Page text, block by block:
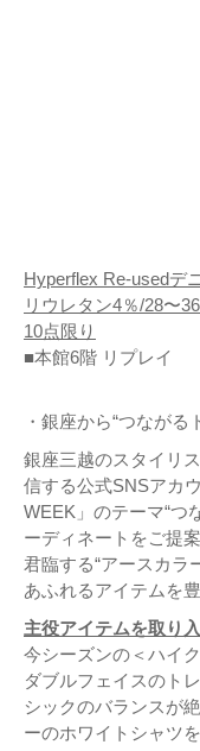
Hyperflex Re-usedデ
リウレタン4％/28〜
10点限り
■本館6階 リプレイ
・銀座から“つながる
銀座三越のスタイリ
信する公式SNSアカ
WEEK」のテーマ“つ
ーディネートをご提
君臨する“アースカラ
あふれるアイテムを
主役アイテムを取り
今シーズンの＜ハイ
ダブルフェイスのト
シックのバランスが
ーのホワイトシャツ